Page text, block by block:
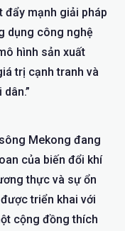
đẩy mạnh giải pháp
dụng công nghệ
hình sản xuất
trị cạnh tranh và
Mekong đang
của biến đổi khí
thực và sự ổn
triển khai với
cộng đồng thích